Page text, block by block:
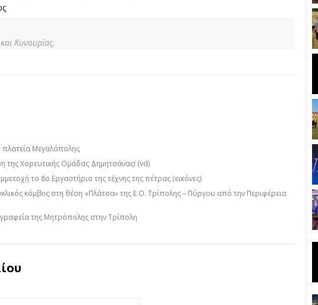
Κυνουρίας,
πλατεία Μεγαλόπολης
της Χορευτικής Ομάδας Δημητσάνας! (vd)
το 8ο Εργαστήριο της τέχνης της πέτρας (εικόνες)
κόμβος στη θέση «Πλάτσα» της Ε.Ο. Τρίπολης – Πύργου από την Περιφέρεια
γραφεία της Μητρόπολης στην Τρίπολη